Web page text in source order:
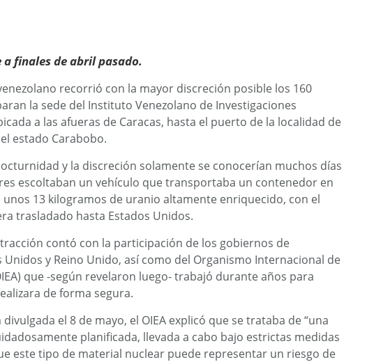
a finales de abril pasado.
recorrió con la mayor discreción posible los 160
la sede del Instituto Venezolano de Investigaciones
a las afueras de Caracas, hasta el puerto de la localidad de
estado Carabobo.
y la discreción solamente se conocerían muchos días
escoltaban un vehículo que transportaba un contenedor en
13 kilogramos de uranio altamente enriquecido, con el
trasladado hasta Estados Unidos.
contó con la participación de los gobiernos de
Unidos y Reino Unido, así como del Organismo Internacional de
que -según revelaron luego- trabajó durante años para
de forma segura.
el 8 de mayo, el OIEA explicó que se trataba de “una
planificada, llevada a cabo bajo estrictas medidas
este tipo de material nuclear puede representar un riesgo de